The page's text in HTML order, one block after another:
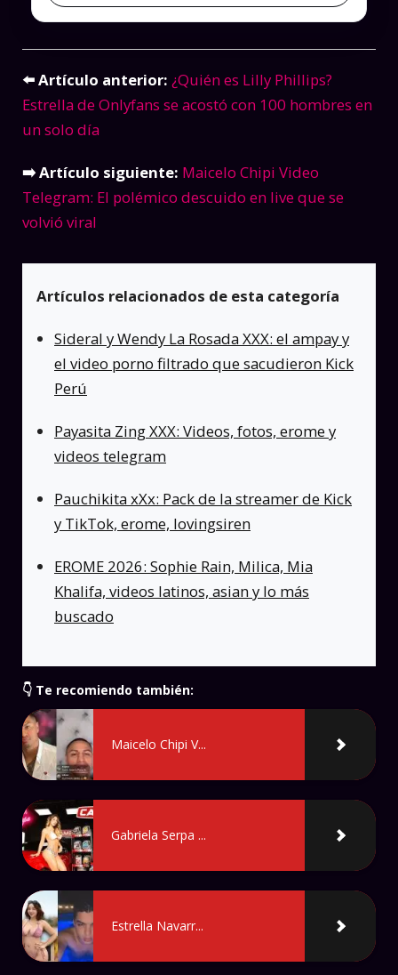
⬅️ Artículo anterior: ¿Quién es Lilly Phillips?
Estrella de Onlyfans se acostó con 100 hombres en
un solo día
➡️ Artículo siguiente: Maicelo Chipi Video
Telegram: El polémico descuido en live que se
volvió viral
Artículos relacionados de esta categoría
Sideral y Wendy La Rosada XXX: el ampay y
el video porno filtrado que sacudieron Kick
Perú
Payasita Zing XXX: Videos, fotos, erome y
videos telegram
Pauchikita xXx: Pack de la streamer de Kick
y TikTok, erome, lovingsiren
EROME 2026: Sophie Rain, Milica, Mia
Khalifa, videos latinos, asian y lo más
buscado
👇 Te recomiendo también:
Maicelo Chipi V...
Gabriela Serpa ...
Estrella Navarr...